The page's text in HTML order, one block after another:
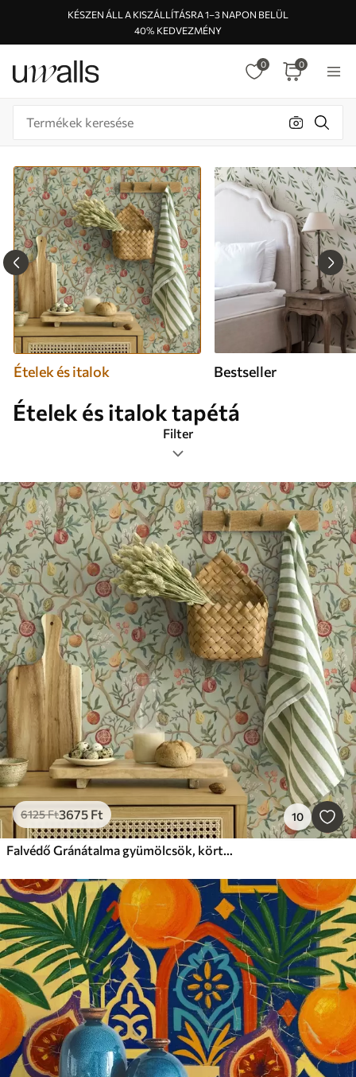
KÉSZEN ÁLL A KISZÁLLÍTÁSRA 1–3 NAPON BELÜL
40% KEDVEZMÉNY
0 0
Ételek és italok Bestseller
Ételek és italok tapétá
Filter
Címkék
Legnépszerűbb
Mindent visszaállítani
6125Ft3675 Ft 10
Falvédő Gránátalma gyümölcsök, körte és virágok halványzöld háttéren